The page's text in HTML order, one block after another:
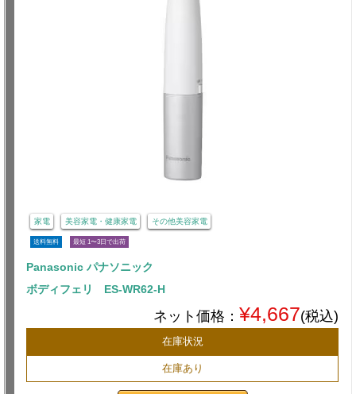
家電 美容家電・健康家電 その他美容家電
送料無料 最短 1〜3日で出荷
Panasonic パナソニック
ボディフェリ ES-WR62-H
ネット価格： ¥4,667(税込)
在庫状況
在庫あり